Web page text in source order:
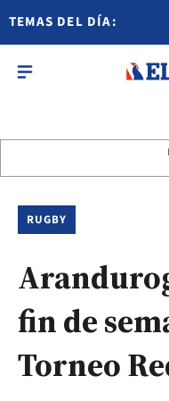
TEMAS DEL DÍA:
RUGBY
fin de
Torneo